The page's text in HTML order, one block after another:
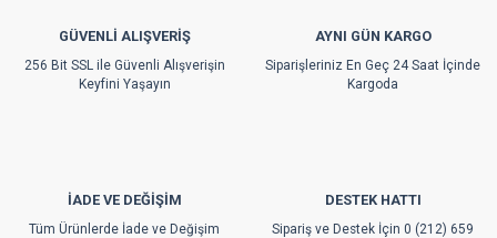
Ürün fiyatı diğer sitelerden daha pahalı.
Bu ürüne benzer farklı alternatifler olmalı.
GÜVENLİ ALIŞVERİŞ
256 Bit SSL ile Güvenli Alışverişin
Keyfini Yaşayın
AYNI GÜN KARGO
Siparişleriniz En Geç 24 Saat İçinde
Kargoda
İADE VE DEĞİŞİM
Tüm Ürünlerde İade ve Değişim
DESTEK HATTI
Sipariş ve Destek İçin 0 (212) 659